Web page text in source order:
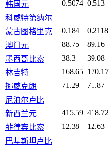
韩国元 0.5074 0.513
科威特第纳尔
蒙古图格里克
0.184 0.2118
澳门元
88.75 89.16
墨西哥比索
38.3 39.08
林吉特
168.65 170.17
挪威克朗
71.29 71.87
尼泊尔卢比
新西兰元
415.59 418.72
菲律宾比索
12.38 12.63
巴基斯坦卢比